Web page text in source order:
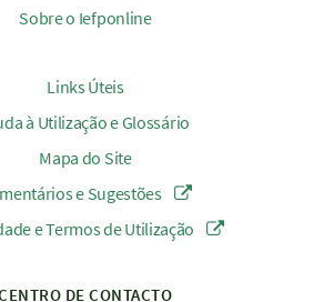
Sobre o Iefponline
Links Úteis
à Utilização e Glossário
Mapa do Site
e Sugestões
e Termos de Utilização
DE CONTACTO